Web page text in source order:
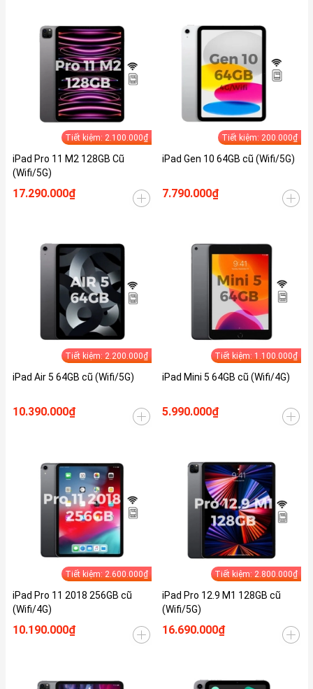
Tiết kiệm: 2.100.000₫
iPad Pro 11 M2 128GB Cũ
(Wifi/5G)
17.290.000₫
Tiết kiệm: 200.000₫
iPad Gen 10 64GB cũ (Wifi/5G)
7.790.000₫
Tiết kiệm: 2.200.000₫
iPad Air 5 64GB cũ (Wifi/5G)
10.390.000₫
Tiết kiệm: 1.100.000₫
iPad Mini 5 64GB cũ (Wifi/4G)
5.990.000₫
Tiết kiệm: 2.600.000₫
iPad Pro 11 2018 256GB cũ
(Wifi/4G)
10.190.000₫
Tiết kiệm: 2.800.000₫
iPad Pro 12.9 M1 128GB cũ
(Wifi/5G)
16.690.000₫